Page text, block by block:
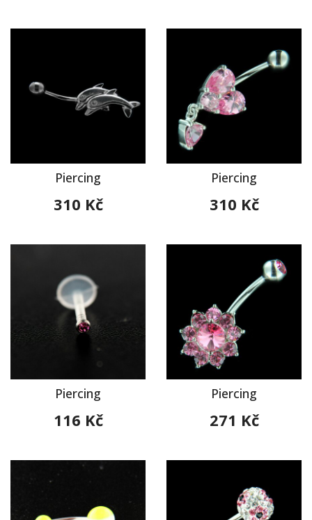
Piercing
310 Kč
Piercing
310 Kč
Piercing
116 Kč
Piercing
271 Kč